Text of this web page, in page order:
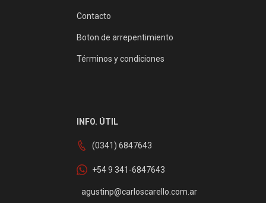
Contacto
Boton de arrepentimiento
Términos y condiciones
INFO. ÚTIL
(0341) 6847643
+54 9 341-6847643
agustinp@carloscarello.com.ar